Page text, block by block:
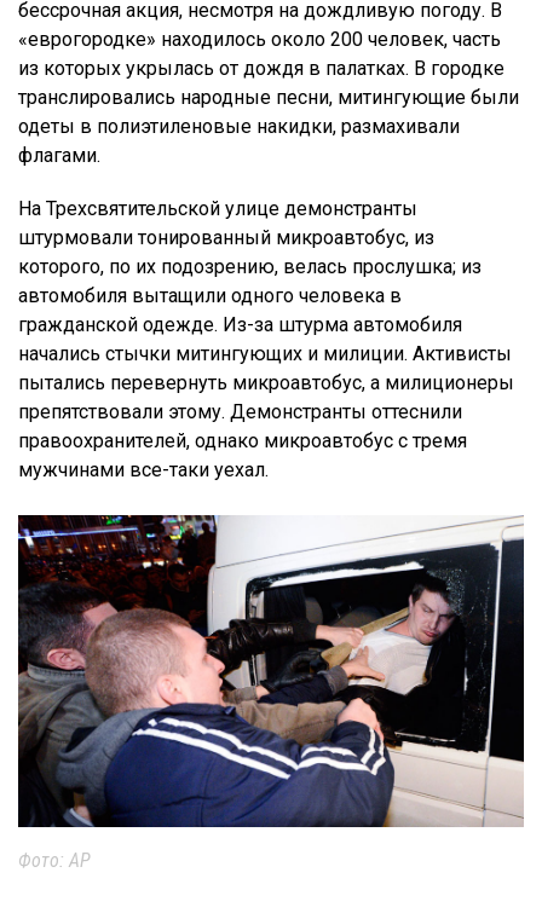
бессрочная акция, несмотря на дождливую погоду. В
«еврогородке» находилось около 200 человек, часть
из которых укрылась от дождя в палатках. В городке
транслировались народные песни, митингующие были
одеты в полиэтиленовые накидки, размахивали
флагами.
На Трехсвятительской улице демонстранты
штурмовали тонированный микроавтобус, из
которого, по их подозрению, велась прослушка; из
автомобиля вытащили одного человека в
гражданской одежде. Из-за штурма автомобиля
начались стычки митингующих и милиции. Активисты
пытались перевернуть микроавтобус, а милиционеры
препятствовали этому. Демонстранты оттеснили
правоохранителей, однако микроавтобус с тремя
мужчинами все-таки уехал.
Фото: AP